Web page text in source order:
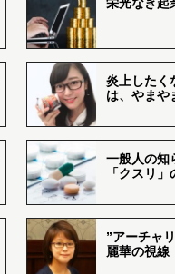
炎上したく
は、やまや
一般人の知
「クスリ
”アーチャ
麗華の視線